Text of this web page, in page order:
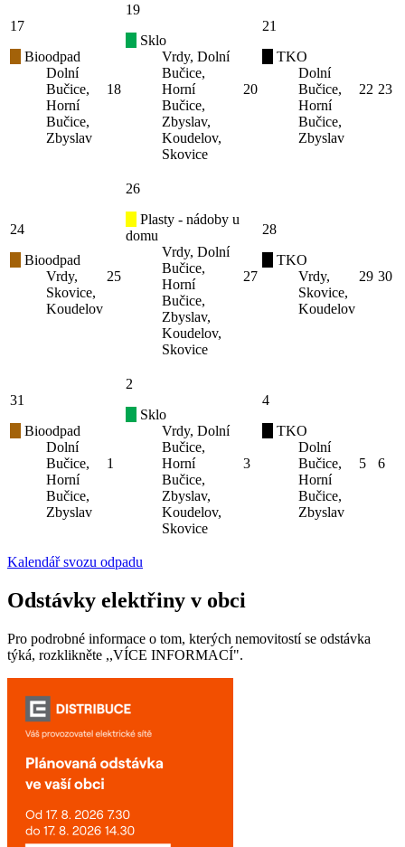
17
Bioodpad
Dolní
Bučice,
Horní
Bučice,
Zbyslav
18
19
Sklo
Vrdy, Dolní
Bučice,
Horní
Bučice,
Zbyslav,
Koudelov,
Skovice
20
21
TKO
Dolní
Bučice,
Horní
Bučice,
Zbyslav
22 23
24
Bioodpad
Vrdy,
Skovice,
Koudelov
25
26
Plasty - nádoby u
domu
Vrdy, Dolní
Bučice,
Horní
Bučice,
Zbyslav,
Koudelov,
Skovice
27
28
TKO
Vrdy,
Skovice,
Koudelov
29 30
31
Bioodpad
Dolní
Bučice,
Horní
Bučice,
Zbyslav
1
2
Sklo
Vrdy, Dolní
Bučice,
Horní
Bučice,
Zbyslav,
Koudelov,
Skovice
3
4
TKO
Dolní
Bučice,
Horní
Bučice,
Zbyslav
5 6
Kalendář svozu odpadu
Odstávky elektřiny v obci
Pro podrobné informace o tom, kterých nemovitostí se odstávka
týká, rozklikněte ,,VÍCE INFORMACÍ".